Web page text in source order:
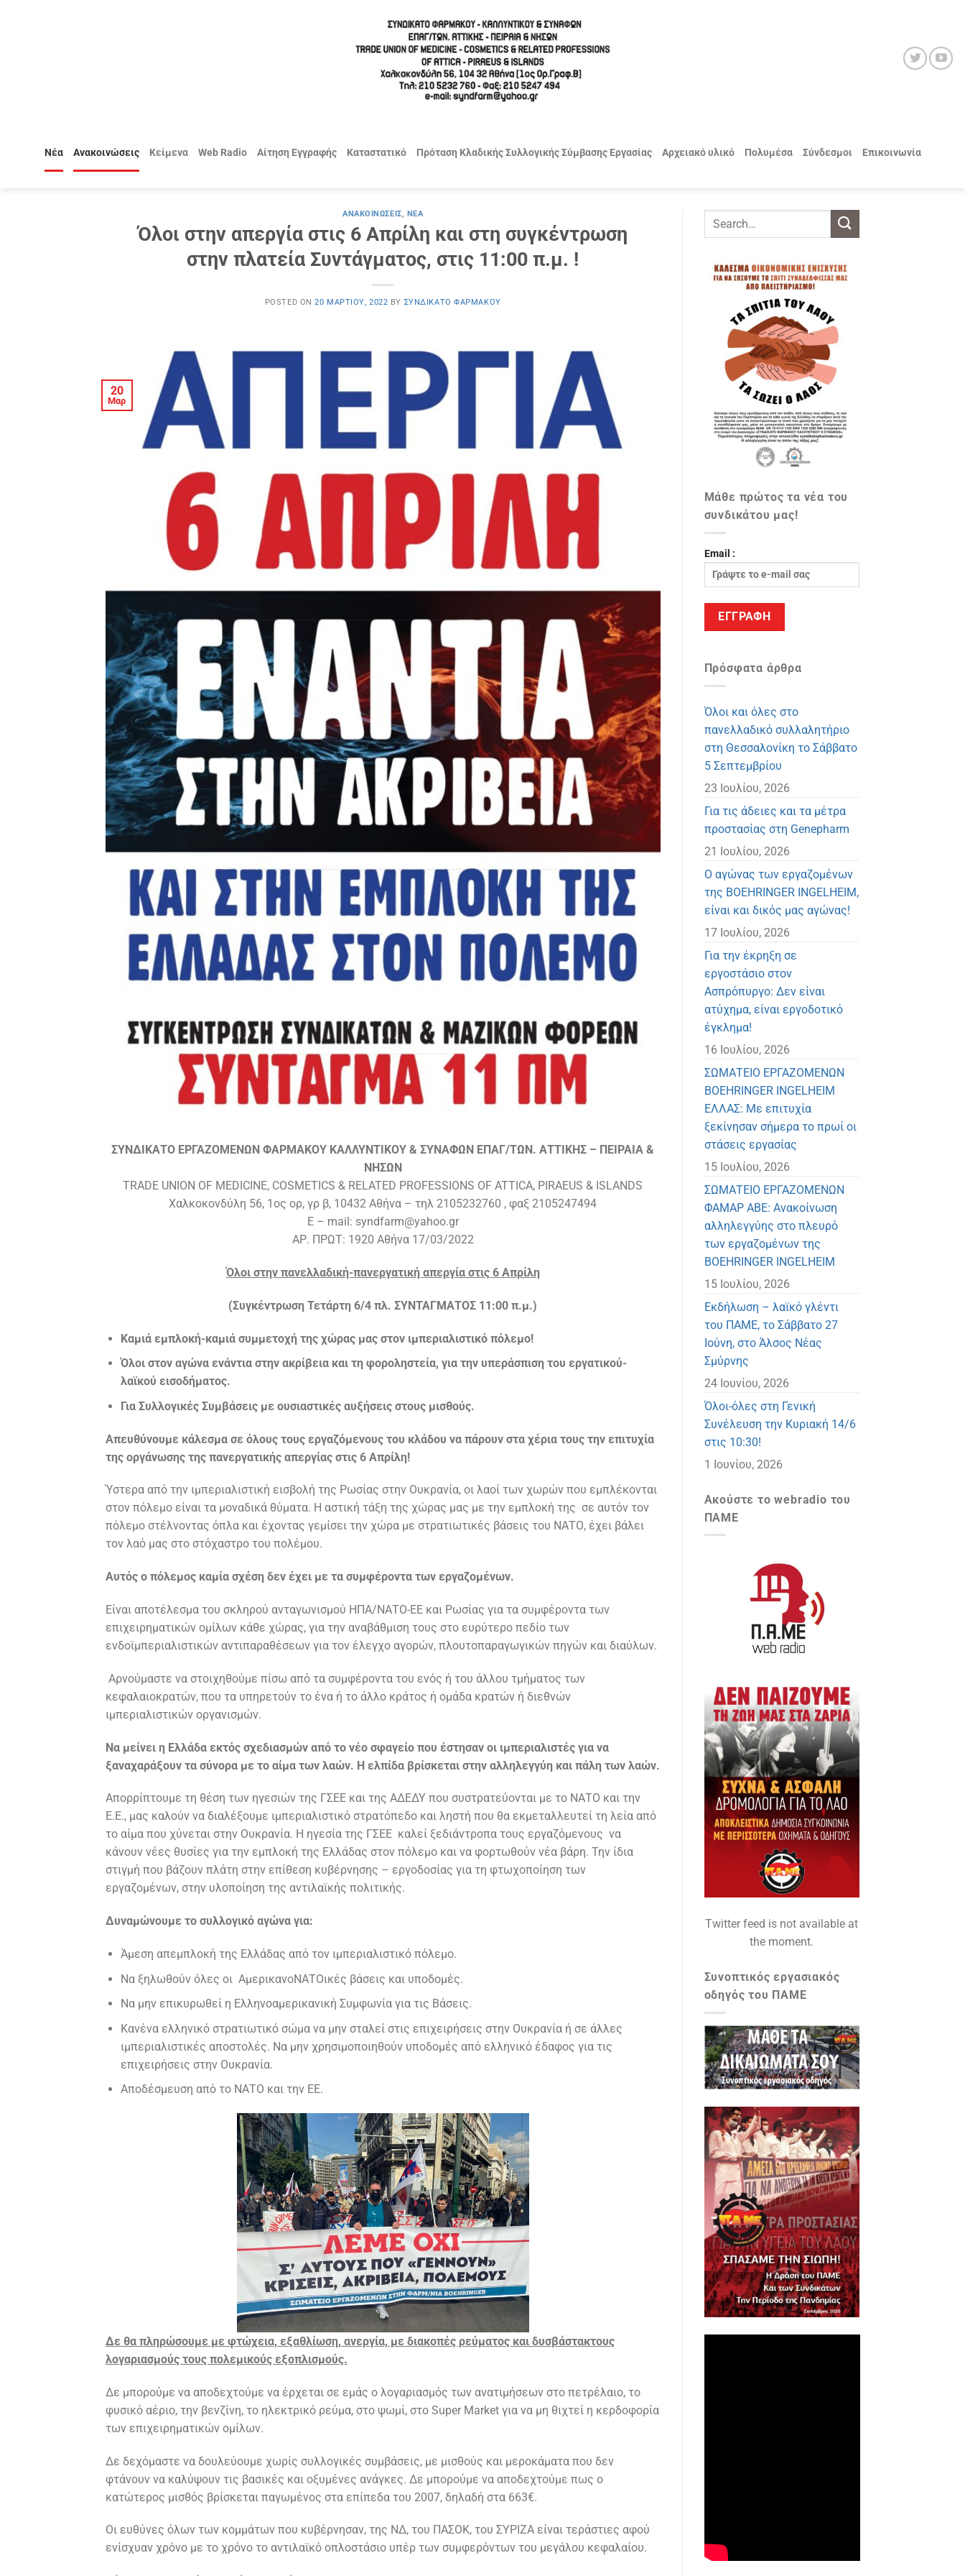
Νέα Ανακοινώσεις Κείμενα Web Radio Αίτηση Εγγραφής Καταστατικό Πρόταση Κλαδικής Συλλογικής Σύμβασης Εργασίας Αρχειακό υλικό Πολυμέσα Σύνδεσμοι Επικοινωνία
ΑΝΑΚΟΙΝΏΣΕΙΣ, ΝΈΑ
Όλοι στην απεργία στις 6 Απρίλη και στη συγκέντρωση
στην πλατεία Συντάγματος, στις 11:00 π.μ. !
POSTED ON20 ΜΑΡΤΊΟΥ, 2022 BY ΣΥΝΔΙΚΆΤΟ ΦΑΡΜΆΚΟΥ
20
Μαρ
ΣΥΝΔΙΚΑΤΟ ΕΡΓΑΖΟΜΕΝΩΝ ΦΑΡΜΑΚΟΥ ΚΑΛΛΥΝΤΙΚΟΥ & ΣΥΝΑΦΩΝ ΕΠΑΓ/ΤΩΝ. ΑΤΤΙΚΗΣ – ΠΕΙΡΑΙΑ &
ΝΗΣΩΝ
TRADE UNION OF MEDICINE, COSMETICS & RELATED PROFESSIONS OF ATTICA, PIRAEUS & ISLANDS
Χαλκοκονδύλη 56, 1ος ορ, γρ β, 10432 Αθήνα – τηλ 2105232760 , φαξ 2105247494
E – mail: syndfarm@yahoo.gr
ΑΡ. ΠΡΩΤ: 1920 Αθήνα 17/03/2022
Όλοι στην πανελλαδική-πανεργατική απεργία στις 6 Απρίλη
(Συγκέντρωση Τετάρτη 6/4 πλ. ΣΥΝΤΑΓΜΑΤΟΣ 11:00 π.μ.)
Καμιά εμπλοκή-καμιά συμμετοχή της χώρας μας στον ιμπεριαλιστικό πόλεμο!
Όλοι στον αγώνα ενάντια στην ακρίβεια και τη φοροληστεία, για την υπεράσπιση του εργατικού-
λαϊκού εισοδήματος.
Για Συλλογικές Συμβάσεις με ουσιαστικές αυξήσεις στους μισθούς.
Απευθύνουμε κάλεσμα σε όλους τους εργαζόμενους του κλάδου να πάρουν στα χέρια τους την επιτυχία
της οργάνωσης της πανεργατικής απεργίας στις 6 Απρίλη!
Ύστερα από την ιμπεριαλιστική εισβολή της Ρωσίας στην Ουκρανία, οι λαοί των χωρών που εμπλέκονται
στον πόλεμο είναι τα μοναδικά θύματα. Η αστική τάξη της χώρας μας με την εμπλοκή της σε αυτόν τον
πόλεμο στέλνοντας όπλα και έχοντας γεμίσει την χώρα με στρατιωτικές βάσεις του ΝΑΤΟ, έχει βάλει
τον λαό μας στο στόχαστρο του πολέμου.
Αυτός ο πόλεμος καμία σχέση δεν έχει με τα συμφέροντα των εργαζομένων.
Είναι αποτέλεσμα του σκληρού ανταγωνισμού ΗΠΑ/ΝΑΤΟ-ΕΕ και Ρωσίας για τα συμφέροντα των
επιχειρηματικών ομίλων κάθε χώρας, για την αναβάθμιση τους στο ευρύτερο πεδίο των
ενδοϊμπεριαλιστικών αντιπαραθέσεων για τον έλεγχο αγορών, πλουτοπαραγωγικών πηγών και διαύλων.
Αρνούμαστε να στοιχηθούμε πίσω από τα συμφέροντα του ενός ή του άλλου τμήματος των
κεφαλαιοκρατών, που τα υπηρετούν το ένα ή το άλλο κράτος ή ομάδα κρατών ή διεθνών
ιμπεριαλιστικών οργανισμών.
Να μείνει η Ελλάδα εκτός σχεδιασμών από το νέο σφαγείο που έστησαν οι ιμπεριαλιστές για να
ξαναχαράξουν τα σύνορα με το αίμα των λαών. Η ελπίδα βρίσκεται στην αλληλεγγύη και πάλη των λαών.
Απορρίπτουμε τη θέση των ηγεσιών της ΓΣΕΕ και της ΑΔΕΔΥ που συστρατεύονται με το ΝΑΤΟ και την
Ε.Ε., μας καλούν να διαλέξουμε ιμπεριαλιστικό στρατόπεδο και ληστή που θα εκμεταλλευτεί τη λεία από
το αίμα που χύνεται στην Ουκρανία. Η ηγεσία της ΓΣΕΕ καλεί ξεδιάντροπα τους εργαζόμενους να
κάνουν νέες θυσίες για την εμπλοκή της Ελλάδας στον πόλεμο και να φορτωθούν νέα βάρη. Την ίδια
στιγμή που βάζουν πλάτη στην επίθεση κυβέρνησης – εργοδοσίας για τη φτωχοποίηση των
εργαζομένων, στην υλοποίηση της αντιλαϊκής πολιτικής.
Δυναμώνουμε το συλλογικό αγώνα για:
Άμεση απεμπλοκή της Ελλάδας από τον ιμπεριαλιστικό πόλεμο.
Να ξηλωθούν όλες οι ΑμερικανοΝΑΤΟικές βάσεις και υποδομές.
Να μην επικυρωθεί η Ελληνοαμερικανική Συμφωνία για τις Βάσεις.
Κανένα ελληνικό στρατιωτικό σώμα να μην σταλεί στις επιχειρήσεις στην Ουκρανία ή σε άλλες
ιμπεριαλιστικές αποστολές. Να μην χρησιμοποιηθούν υποδομές από ελληνικό έδαφος για τις
επιχειρήσεις στην Ουκρανία.
Αποδέσμευση από το ΝΑΤΟ και την ΕΕ.
Δε θα πληρώσουμε με φτώχεια, εξαθλίωση, ανεργία, με διακοπές ρεύματος και δυσβάστακτους
λογαριασμούς τους πολεμικούς εξοπλισμούς.
Δε μπορούμε να αποδεχτούμε να έρχεται σε εμάς ο λογαριασμός των ανατιμήσεων στο πετρέλαιο, το
φυσικό αέριο, την βενζίνη, το ηλεκτρικό ρεύμα, στο ψωμί, στο Super Market για να μη θιχτεί η κερδοφορία
των επιχειρηματικών ομίλων.
Δε δεχόμαστε να δουλεύουμε χωρίς συλλογικές συμβάσεις, με μισθούς και μεροκάματα που δεν
φτάνουν να καλύψουν τις βασικές και οξυμένες ανάγκες. Δε μπορούμε να αποδεχτούμε πως ο
κατώτερος μισθός βρίσκεται παγωμένος στα επίπεδα του 2007, δηλαδή στα 663€.
Οι ευθύνες όλων των κομμάτων που κυβέρνησαν, της ΝΔ, του ΠΑΣΟΚ, του ΣΥΡΙΖΑ είναι τεράστιες αφού
ενίσχυαν χρόνο με το χρόνο το αντιλαϊκό οπλοστάσιο υπέρ των συμφερόντων του μεγάλου κεφαλαίου.
Μάθε πρώτος τα νέα του
συνδικάτου μας!
Email :
Πρόσφατα άρθρα
Όλοι και όλες στο
πανελλαδικό συλλαλητήριο
στη Θεσσαλονίκη το Σάββατο
5 Σεπτεμβρίου
23 Ιουλίου, 2026
Για τις άδειες και τα μέτρα
προστασίας στη Genepharm
21 Ιουλίου, 2026
Ο αγώνας των εργαζομένων
της BOEHRINGER INGELHEIM,
είναι και δικός μας αγώνας!
17 Ιουλίου, 2026
Για την έκρηξη σε
εργοστάσιο στον
Ασπρόπυργο: Δεν είναι
ατύχημα, είναι εργοδοτικό
έγκλημα!
16 Ιουλίου, 2026
ΣΩΜΑΤΕΙΟ ΕΡΓΑΖΟΜΕΝΩΝ
BOEHRINGER INGELHEIM
ΕΛΛΑΣ: Με επιτυχία
ξεκίνησαν σήμερα το πρωί οι
στάσεις εργασίας
15 Ιουλίου, 2026
ΣΩΜΑΤΕΙΟ ΕΡΓΑΖΟΜΕΝΩΝ
ΦΑΜΑΡ ΑΒΕ: Ανακοίνωση
αλληλεγγύης στο πλευρό
των εργαζομένων της
BOEHRINGER INGELHEIM
15 Ιουλίου, 2026
Eκδήλωση – λαϊκό γλέντι
του ΠΑΜΕ, το Σάββατο 27
Ιούνη, στο Άλσος Νέας
Σμύρνης
24 Ιουνίου, 2026
Όλοι-όλες στη Γενική
Συνέλευση την Κυριακή 14/6
στις 10:30!
1 Ιουνίου, 2026
Ακούστε το webradio του
ΠΑΜΕ
Twitter feed is not available at
the moment.
Συνοπτικός εργασιακός
οδηγός του ΠΑΜΕ